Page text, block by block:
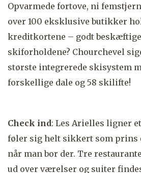
Opvarmede fortove, ni
over 100 eksklusive butikker
kreditkortene – godt
skiforholdene? Chourchevel
største integrerede skisystem
forskellige dale og 58 skilifte!
Check ind: Les Arielles ligner
føler sig helt sikkert som prins
når man bor der. Tre
ud over værelser og suiter